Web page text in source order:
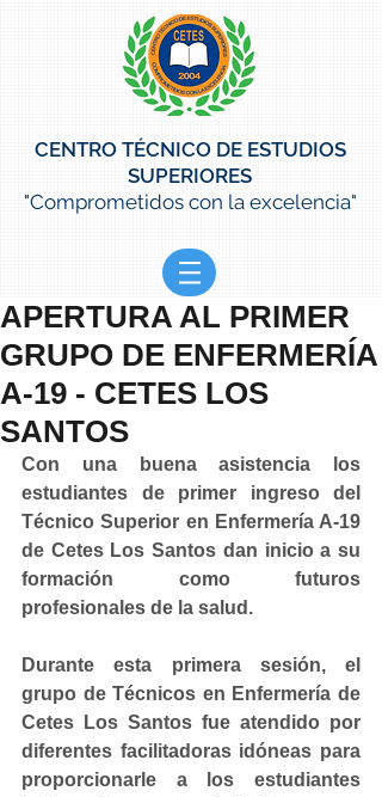
CENTRO TÉCNICO DE ESTUDIOS
SUPERIORES
"Comprometidos con la excelencia"
APERTURA AL PRIMER
GRUPO DE ENFERMERÍA
A-19 - CETES LOS
SANTOS
Con una buena asistencia los
estudiantes de primer ingreso del
Técnico Superior en Enfermería A-19
de Cetes Los Santos dan inicio a su
formación como futuros
profesionales de la salud.
Durante esta primera sesión, el
grupo de Técnicos en Enfermería de
Cetes Los Santos fue atendido por
diferentes facilitadoras idóneas para
proporcionarle a los estudiantes